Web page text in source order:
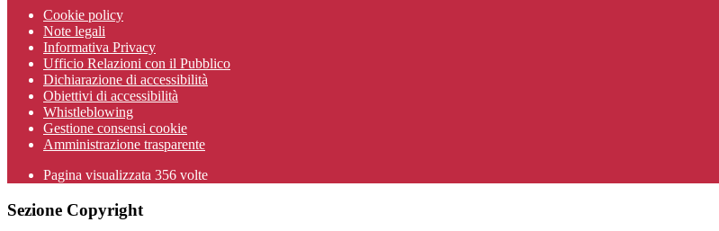
Cookie policy
Note legali
Informativa Privacy
Ufficio Relazioni con il Pubblico
Dichiarazione di accessibilità
Obiettivi di accessibilità
Whistleblowing
Gestione consensi cookie
Amministrazione trasparente
Pagina visualizzata 356 volte
Sezione Copyright